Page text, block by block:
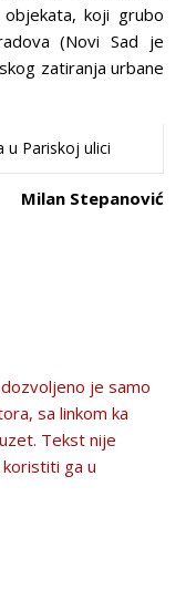
koji grubo
(Novi Sad je
zatiranja urbane
u Pariskoj ulici
Milan Stepanović
je samo
sa linkom ka
Tekst nije
koristiti ga u